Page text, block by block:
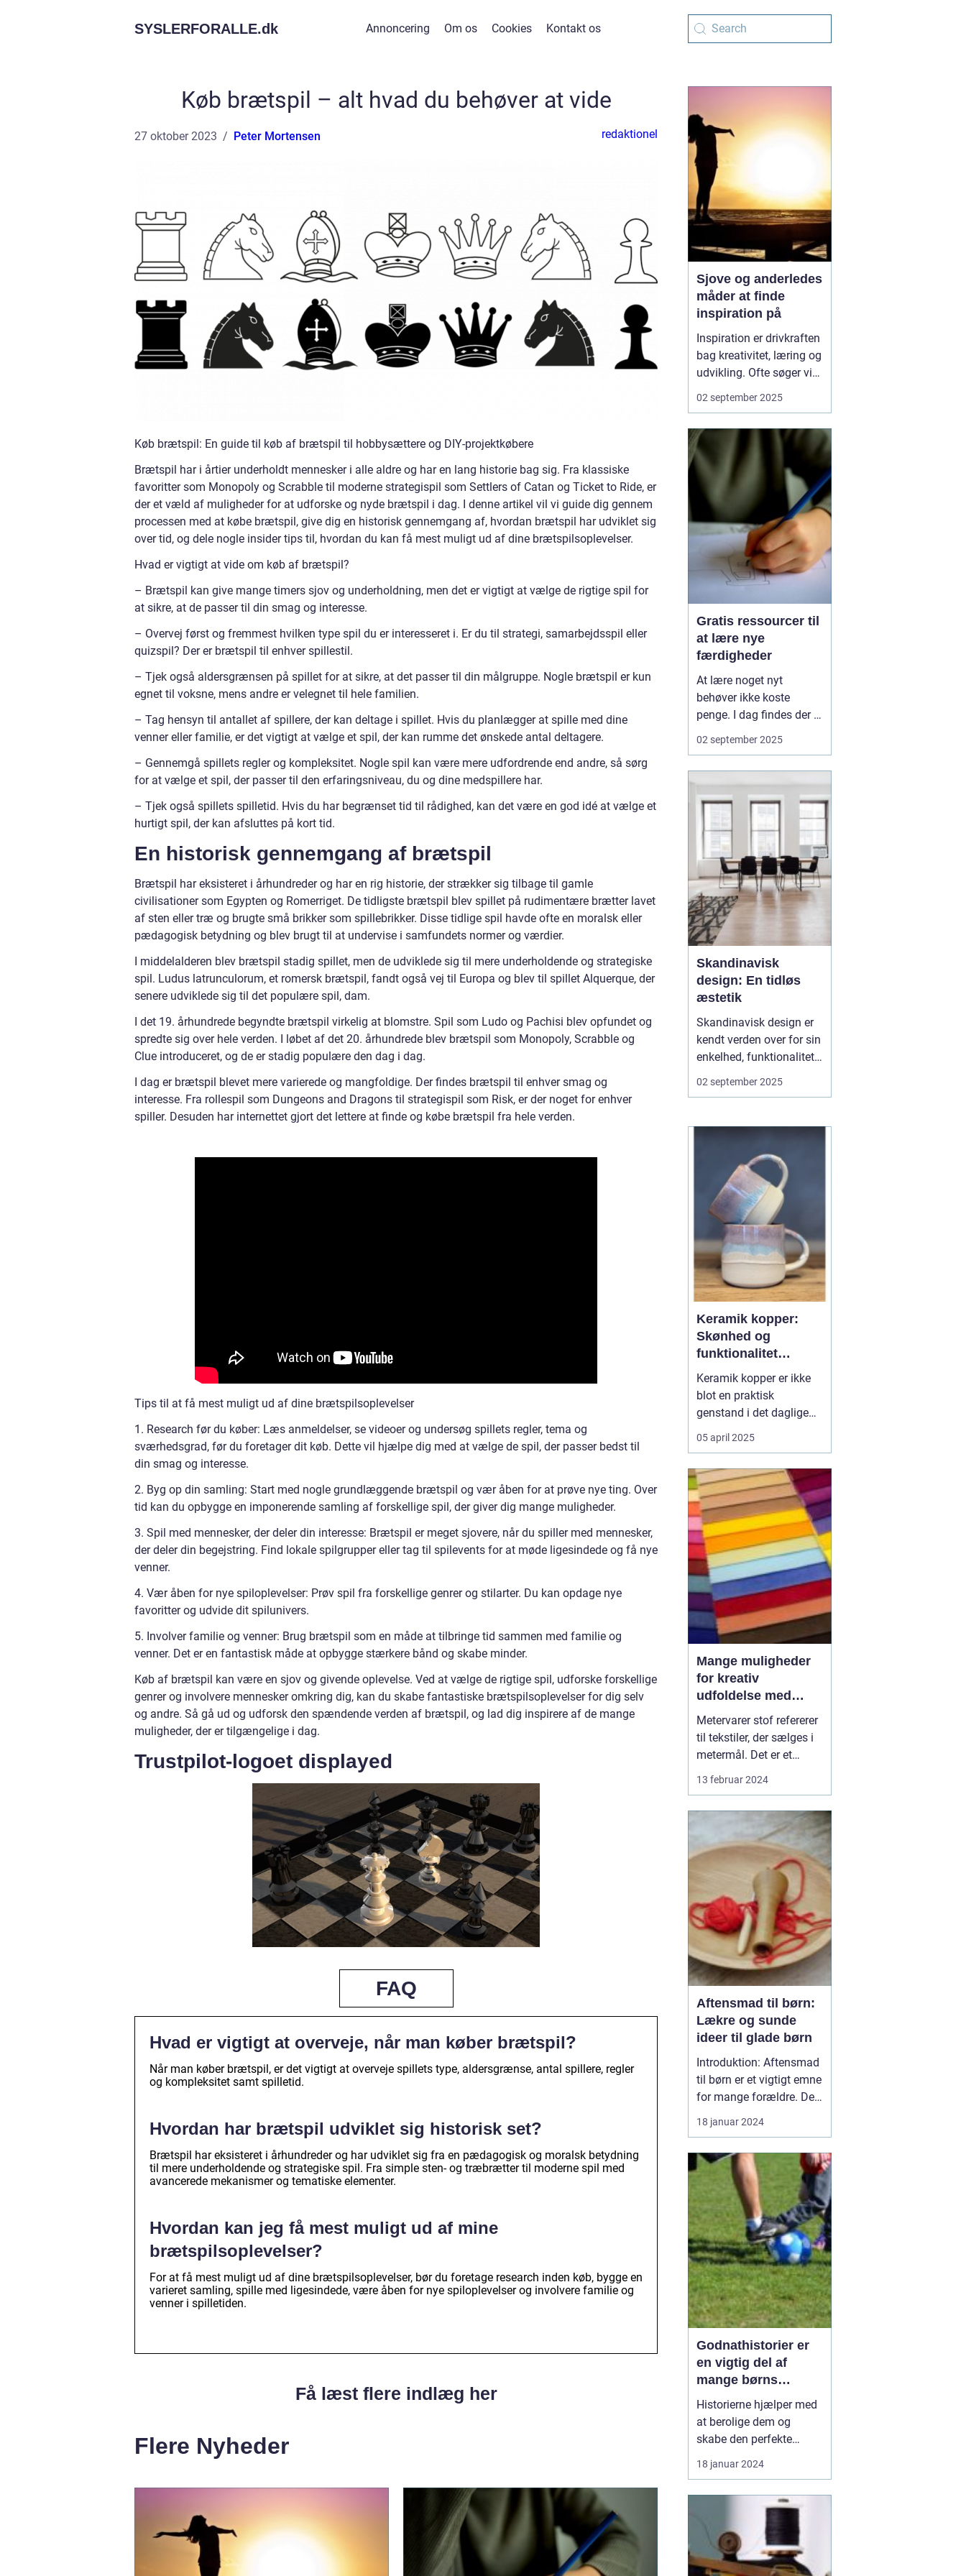
SYSLERFORALLE.dk Annoncering Om os Cookies Kontakt os
Køb brætspil – alt hvad du behøver at vide
27 oktober 2023 Peter Mortensen redaktionel
Køb brætspil: En guide til køb af brætspil til hobbysættere og DIY-projektkøbere
Brætspil har i årtier underholdt mennesker i alle aldre og har en lang historie bag sig. Fra klassiske
favoritter som Monopoly og Scrabble til moderne strategispil som Settlers of Catan og Ticket to Ride, er
der et væld af muligheder for at udforske og nyde brætspil i dag. I denne artikel vil vi guide dig gennem
processen med at købe brætspil, give dig en historisk gennemgang af, hvordan brætspil har udviklet sig
over tid, og dele nogle insider tips til, hvordan du kan få mest muligt ud af dine brætspilsoplevelser.
Hvad er vigtigt at vide om køb af brætspil?
– Brætspil kan give mange timers sjov og underholdning, men det er vigtigt at vælge de rigtige spil for
at sikre, at de passer til din smag og interesse.
– Overvej først og fremmest hvilken type spil du er interesseret i. Er du til strategi, samarbejdsspil eller
quizspil? Der er brætspil til enhver spillestil.
– Tjek også aldersgrænsen på spillet for at sikre, at det passer til din målgruppe. Nogle brætspil er kun
egnet til voksne, mens andre er velegnet til hele familien.
– Tag hensyn til antallet af spillere, der kan deltage i spillet. Hvis du planlægger at spille med dine
venner eller familie, er det vigtigt at vælge et spil, der kan rumme det ønskede antal deltagere.
– Gennemgå spillets regler og kompleksitet. Nogle spil kan være mere udfordrende end andre, så sørg
for at vælge et spil, der passer til den erfaringsniveau, du og dine medspillere har.
– Tjek også spillets spilletid. Hvis du har begrænset tid til rådighed, kan det være en god idé at vælge et
hurtigt spil, der kan afsluttes på kort tid.
En historisk gennemgang af brætspil
Brætspil har eksisteret i århundreder og har en rig historie, der strækker sig tilbage til gamle
civilisationer som Egypten og Romerriget. De tidligste brætspil blev spillet på rudimentære brætter lavet
af sten eller træ og brugte små brikker som spillebrikker. Disse tidlige spil havde ofte en moralsk eller
pædagogisk betydning og blev brugt til at undervise i samfundets normer og værdier.
I middelalderen blev brætspil stadig spillet, men de udviklede sig til mere underholdende og strategiske
spil. Ludus latrunculorum, et romersk brætspil, fandt også vej til Europa og blev til spillet Alquerque, der
senere udviklede sig til det populære spil, dam.
I det 19. århundrede begyndte brætspil virkelig at blomstre. Spil som Ludo og Pachisi blev opfundet og
spredte sig over hele verden. I løbet af det 20. århundrede blev brætspil som Monopoly, Scrabble og
Clue introduceret, og de er stadig populære den dag i dag.
I dag er brætspil blevet mere varierede og mangfoldige. Der findes brætspil til enhver smag og
interesse. Fra rollespil som Dungeons and Dragons til strategispil som Risk, er der noget for enhver
spiller. Desuden har internettet gjort det lettere at finde og købe brætspil fra hele verden.
Tips til at få mest muligt ud af dine brætspilsoplevelser
1. Research før du køber: Læs anmeldelser, se videoer og undersøg spillets regler, tema og
sværhedsgrad, før du foretager dit køb. Dette vil hjælpe dig med at vælge de spil, der passer bedst til
din smag og interesse.
2. Byg op din samling: Start med nogle grundlæggende brætspil og vær åben for at prøve nye ting. Over
tid kan du opbygge en imponerende samling af forskellige spil, der giver dig mange muligheder.
3. Spil med mennesker, der deler din interesse: Brætspil er meget sjovere, når du spiller med mennesker,
der deler din begejstring. Find lokale spilgrupper eller tag til spilevents for at møde ligesindede og få nye
venner.
4. Vær åben for nye spiloplevelser: Prøv spil fra forskellige genrer og stilarter. Du kan opdage nye
favoritter og udvide dit spilunivers.
5. Involver familie og venner: Brug brætspil som en måde at tilbringe tid sammen med familie og
venner. Det er en fantastisk måde at opbygge stærkere bånd og skabe minder.
Køb af brætspil kan være en sjov og givende oplevelse. Ved at vælge de rigtige spil, udforske forskellige
genrer og involvere mennesker omkring dig, kan du skabe fantastiske brætspilsoplevelser for dig selv
og andre. Så gå ud og udforsk den spændende verden af brætspil, og lad dig inspirere af de mange
muligheder, der er tilgængelige i dag.
Trustpilot-logoet displayed
FAQ
Hvad er vigtigt at overveje, når man køber brætspil?
Når man køber brætspil, er det vigtigt at overveje spillets type, aldersgrænse, antal spillere, regler
og kompleksitet samt spilletid.
Hvordan har brætspil udviklet sig historisk set?
Brætspil har eksisteret i århundreder og har udviklet sig fra en pædagogisk og moralsk betydning
til mere underholdende og strategiske spil. Fra simple sten- og træbrætter til moderne spil med
avancerede mekanismer og tematiske elementer.
Hvordan kan jeg få mest muligt ud af mine
brætspilsoplevelser?
For at få mest muligt ud af dine brætspilsoplevelser, bør du foretage research inden køb, bygge en
varieret samling, spille med ligesindede, være åben for nye spiloplevelser og involvere familie og
venner i spilletiden.
Få læst flere indlæg her
Flere Nyheder
Sjove og anderledes
måder at finde
inspiration på
Inspiration er drivkraften
bag kreativitet, læring og
udvikling. Ofte søger vi
den samme type kilder –
bøger, internettet eller
gange kan det være
givende at kigge i helt
andre retninger. N&a...
02 september 2025
Gratis ressourcer til
at lære nye
færdigheder
At lære noget nyt
behøver ikke koste
penge. I dag findes der et
væld af gratis ressourcer
online, der giver dig
tidligere kun var
forbeholdt dyre kurser
eller bøger. Uanset om
du vil lære at kode,...
02 september 2025
Skandinavisk
design: En tidløs
æstetik
Skandinavisk design er
kendt verden over for sin
enkelhed, funktionalitet
og æstetik. Det er en stil,
der forener form og
afspejler en livsfilosofi,
værdsættes. Møbler,
02 september 2025
Keramik kopper:
Skønhed og
funktionalitet
forenet
Keramik kopper er ikke
blot en praktisk
genstand i det daglige
liv; de er også en del af
en tidløs tradition og
karakteristiske former til
de håndlavede detaljer,
kan keramik kopper
forvandle en almindelig
kaff...
05 april 2025
Mange muligheder
for kreativ
udfoldelse med
metervarer stof
Metervarer stof refererer
til tekstiler, der sælges i
metermål. Det er et
paradis for alle, som
beklædningsgenstande,
boligindretning eller
tilbehør. At købe stof i
metervarer giver den
skabende håndværker
en u...
13 februar 2024
Aftensmad til børn:
Lækre og sunde
ideer til glade børn
Introduktion: Aftensmad
til børn er et vigtigt emne
for mange forældre. Det
er i denne tidlige fase af
deres liv, at børnene
ernæringsmæssige
vaner og præferencer.
Derfor er det afgørende
at tilbyde dem
velsmagende og sunde
måltider, d...
18 januar 2024
Godnathistorier er
en vigtig del af
mange børns
nattlige rutine
Historierne hjælper med
at berolige dem og
skabe den perfekte
atmosfære for en rolig
søvn. Men hvad er
og hvorfor er de så
er fortællinger, der typisk
læses eller fortælles for
18 januar 2024